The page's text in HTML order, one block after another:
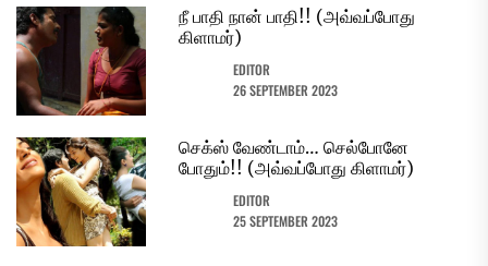
நீ பாதி நான் பாதி!! (அவ்வப்போது
கிளாமர்)
EDITOR
26 SEPTEMBER 2023
செக்ஸ் வேண்டாம்… செல்போனே
போதும்!! (அவ்வப்போது கிளாமர்)
EDITOR
25 SEPTEMBER 2023